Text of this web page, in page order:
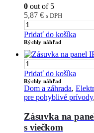
0 out of 5
5,87 € s DPH
Pridať do košíka
Rýchly náhľad
Pridať do košíka
Rýchly náhľad
Dom a záhrada,
pre pohyblivé prívody,
Zásuvka na
s viečkom